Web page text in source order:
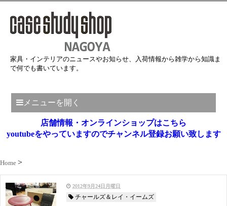
家具・インテリアのニュースやお知らせ、入荷情報から雑学から知識ま
で何でも書いています。
メニューを開く
店舗情報・オンラインショップはこちら
youtubeをやっていますのでチャンネル登録お願い致します
Home
2012年9月24日月曜日
チャールズ＆レイ・イームズ